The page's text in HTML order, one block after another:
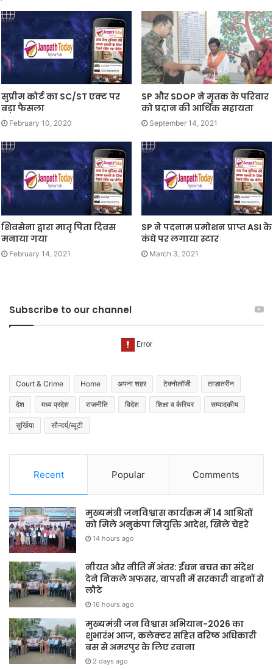
सुप्रीम कोर्ट का SC/ST एक्ट पर
बड़ा फैसला
February 10, 2020
SP और SDOP ने मृतक के परिवार
को प्रदान की आर्थिक सहायता
September 14, 2021
शिवसेना द्वारा मातृ पिता दिवस
मनाया गया
February 14, 2021
SP ने पदनाम प्रमोशन प्राप्त ASI के
कंधे पर लगाया स्टार
March 3, 2021
Subscribe to our channel
Court & Crime Home अपना शहर टेक्नोलॉजी ताज़ातरीन
देश मध्य प्रदेश राजनीति विदेश शिक्षा व कैरियर सम्पादकीय
सुर्खिया सौन्दर्य/ब्यूटी
Recent Popular Comments
मुख्यमंत्री जनविश्वास कार्यक्रम में 14 आश्रितों
को मिले अनुकंपा नियुक्ति आदेश, खिले चेहरे
14 hours ago
नीयत और नीति में अंतर: ईंधन बचत का संदेश
देने निकले अफसर, वापसी में सरकारी वाहनों से
लौटे
16 hours ago
मुख्यमंत्री जन विश्वास अभियान-2026 का
शुभारंभ आज, कलेक्टर सहित वरिष्ठ अधिकारी
बस से अमरपुर के लिए रवाना
2 days ago